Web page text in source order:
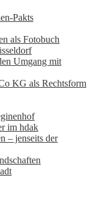
Pakts
als Fotobuch
Umgang mit
KG als Rechtsform
im hdak
– jenseits der